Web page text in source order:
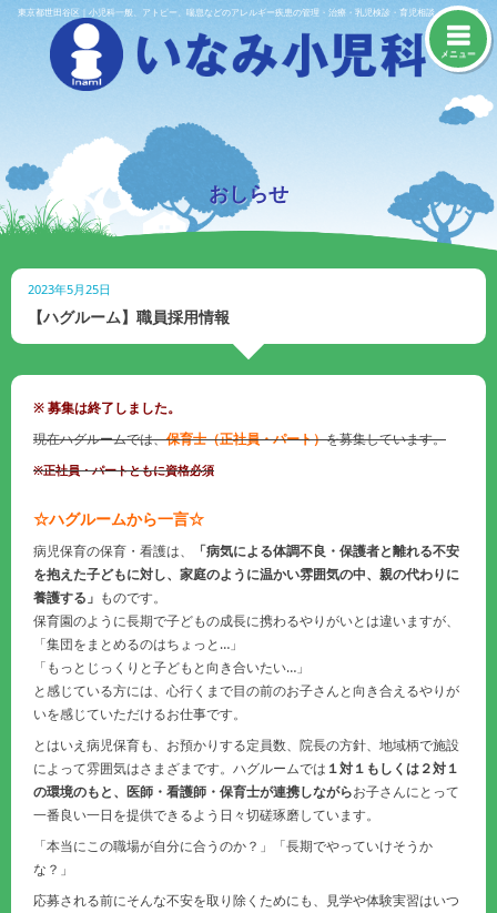
Skip東京都世田谷区｜小児科一般、アトピー、喘息などのアレルギー疾患の管理・治療・乳児検診・育児相談・予防接種
メニュー
おしらせ
2023年5月25日
【ハグルーム】職員採用情報
※ 募集は終了しました。
現在ハグルームでは、保育士（正社員・パート）を募集しています。
※正社員・パートともに資格必須
☆ハグルームから一言☆
病児保育の保育・看護は、
「病気による体調不良・保護者と離れる不安
を抱えた子どもに対し、家庭のように温かい雰囲気の中、親の代わりに
養護する」 ものです。
保育園のように長期で子どもの成長に携わるやりがいとは違いますが、
「集団をまとめるのはちょっと…」
「もっとじっくりと子どもと向き合いたい…」
と感じている方には、心行くまで目の前のお子さんと向き合えるやりが
いを感じていただけるお仕事です。
とはいえ病児保育も、お預かりする定員数、院長の方針、地域柄で施設
によって雰囲気はさまざまです。ハグルームでは １対１もしくは２対１
の環境のもと、医師・看護師・保育士が連携しながらお子さんにとって
一番良い一日を提供できるよう日々切磋琢磨しています。
「本当にこの職場が自分に合うのか？」「長期でやっていけそうか
な？」
応募される前にそんな不安を取り除くためにも、見学や体験実習はいつ